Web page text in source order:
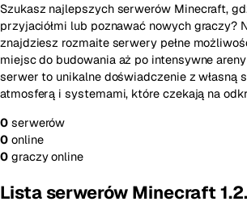
Szukasz najlepszych serwerów Minecraft,
przyjaciółmi lub poznawać nowych graczy?
znajdziesz rozmaite serwery pełne
miejsc do budowania aż po intensywne
serwer to unikalne doświadczenie z własną
atmosferą i systemami, które czekają na
0 serwerów
0 online
0 graczy online
Lista serwerów Minecraft